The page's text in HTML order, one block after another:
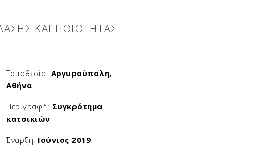
ΚΑΙ ΠΟΙΌΤΗΤΑΣ
Τοποθεσία: Αργυρούπολη,
Αθήνα
Περιγραφή: Συγκρότημα
κατοικιών
Έναρξη: Ιούνιος 2019